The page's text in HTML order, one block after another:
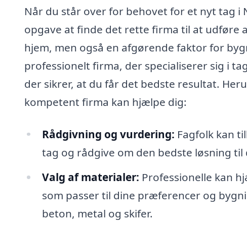
Når du står over for behovet for et nyt tag
opgave at finde det rette firma til at udføre
hjem, men også en afgørende faktor for
professionelt firma, der specialiserer sig i
der sikrer, at du får det bedste resultat.
kompetent firma kan hjælpe dig:
Rådgivning og vurdering: Fagfolk kan
tag og rådgive om den bedste løsning til
Valg af materialer: Professionelle kan
som passer til dine præferencer og
beton, metal og skifer.